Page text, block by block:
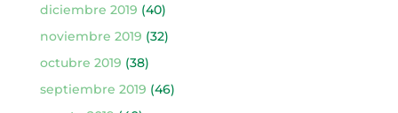
diciembre 2019 (40)
noviembre 2019 (32)
octubre 2019 (38)
septiembre 2019 (46)